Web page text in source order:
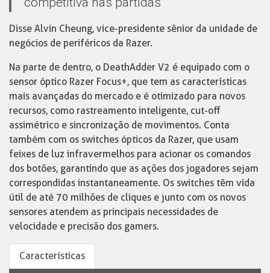
Disse Alvin Cheung, vice-presidente sênior da unidade de
negócios de periféricos da Razer.
Na parte de dentro, o DeathAdder V2 é equipado com o
sensor óptico Razer Focus+, que tem as características
mais avançadas do mercado e é otimizado para novos
recursos, como rastreamento inteligente, cut-off
assimétrico e sincronização de movimentos. Conta
também com os switches ópticos da Razer, que usam
feixes de luz infravermelhos para acionar os comandos
dos botões, garantindo que as ações dos jogadores sejam
correspondidas instantaneamente. Os switches têm vida
útil de até 70 milhões de cliques e junto com os novos
sensores atendem as principais necessidades de
velocidade e precisão dos gamers.
Características